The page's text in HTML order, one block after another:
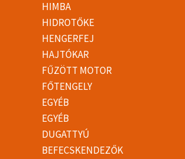
HIMBA
HIDROTŐKE
HENGERFEJ
HAJTÓKAR
FŰZÖTT MOTOR
FŐTENGELY
EGYÉB
EGYÉB
DUGATTYÚ
BEFECSKENDEZŐK